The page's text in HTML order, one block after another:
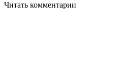
Читать комментарии